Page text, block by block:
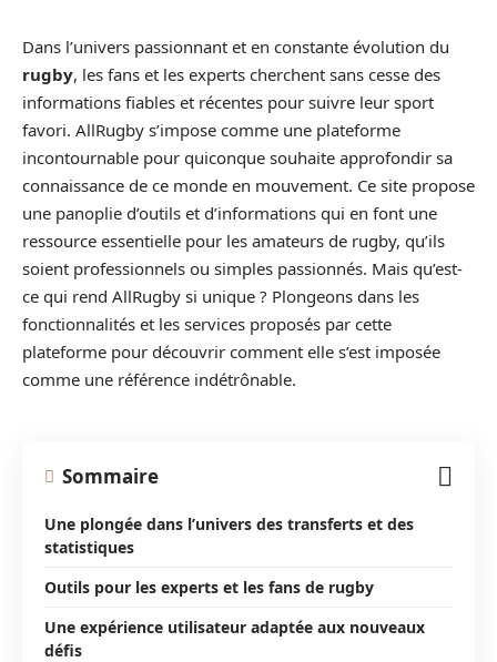
Dans l’univers passionnant et en constante évolution du
rugby, les fans et les experts cherchent sans cesse des
informations fiables et récentes pour suivre leur sport
favori. AllRugby s’impose comme une plateforme
incontournable pour quiconque souhaite approfondir sa
connaissance de ce monde en mouvement. Ce site propose
une panoplie d’outils et d’informations qui en font une
ressource essentielle pour les amateurs de rugby, qu’ils
soient professionnels ou simples passionnés. Mais qu’est-
ce qui rend AllRugby si unique ? Plongeons dans les
fonctionnalités et les services proposés par cette
plateforme pour découvrir comment elle s’est imposée
comme une référence indétrônable.
Sommaire
Une plongée dans l’univers des transferts et des
statistiques
Outils pour les experts et les fans de rugby
Une expérience utilisateur adaptée aux nouveaux
défis